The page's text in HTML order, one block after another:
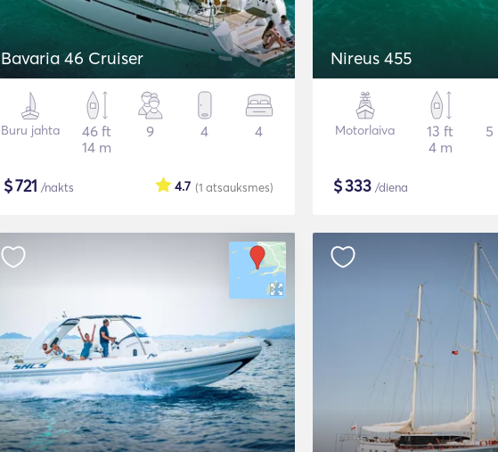
Bavaria 46 Cruiser
Buru jahta
46 ft
14 m
9 4 4
$721 /nakts (1 atsauksmes)
4.7
Nireus 455
Motorlaiva
13 ft
4 m
5
$333 /diena